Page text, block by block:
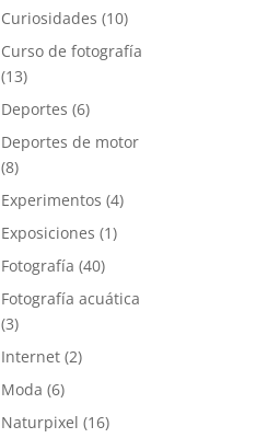
Curiosidades (10)
Curso de fotografía
(13)
Deportes (6)
Deportes de motor
(8)
Experimentos (4)
Exposiciones (1)
Fotografía (40)
Fotografía acuática
(3)
Internet (2)
Moda (6)
Naturpixel (16)